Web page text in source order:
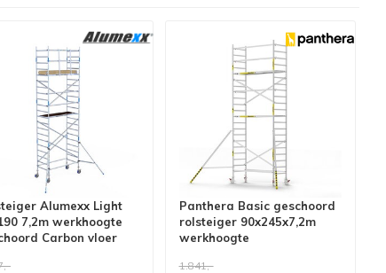
Alumexx Light
7,2m werkhoogte
Carbon vloer
Panthera Basic geschoord
rolsteiger 90x245x7,2m
werkhoogte
1.841,-